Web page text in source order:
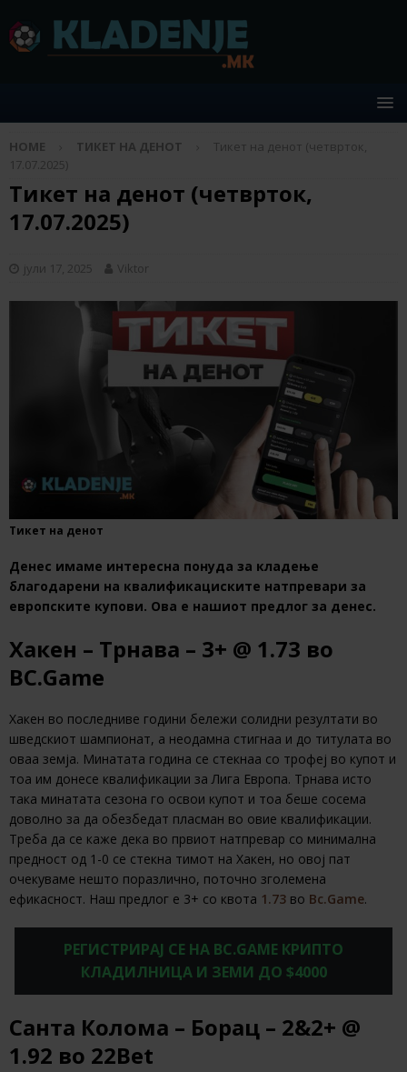
HOME ТИКЕТ НА ДЕНОТ
Тикет на денот (четврток,
17.07.2025)
Тикет на денот (четврток,
17.07.2025)
јули 17, 2025 Viktor
Тикет на денот
Денес имаме интересна понуда за кладење
благодарени на квалификациските натпревари за
европските купови. Ова е нашиот предлог за денес.
Хакен – Трнава – 3+ @ 1.73 во
BC.Game
Хакен во последниве години бележи солидни резултати во
шведскиот шампионат, а неодамна стигнаа и до титулата во
оваа земја. Минатата година се стекнаа со трофеј во купот и
тоа им донесе квалификации за Лига Европа. Трнава исто
така минатата сезона го освои купот и тоа беше сосема
доволно за да обезбедат пласман во овие квалификации.
Треба да се каже дека во првиот натпревар со минимална
предност од 1-0 се стекна тимот на Хакен, но овој пат
очекуваме нешто поразлично, поточно зголемена
ефикасност. Наш предлог е 3+ со квота 1.73 во Bc.Game.
РЕГИСТРИРАЈ СЕ НА BC.GAME КРИПТО
КЛАДИЛНИЦА И ЗЕМИ ДО $4000
Санта Колома – Борац – 2&2+ @
1.92 во 22Bet